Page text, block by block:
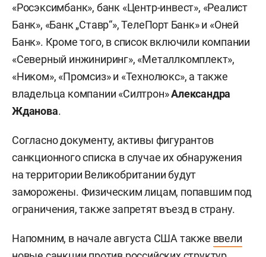
«Росэксимбанк», банк «Центр-инвест», «Реалист
Банк», «Банк „Ставр“», ТелеПорт Банк» и «Оней
Банк». Кроме того, в список включили компании
«Северный инжиниринг», «Металлкомплект»,
«Ником», «Промсиз» и «Технолюкс», а также
владельца компании «Силтрон»Александра
Жданова.
Согласно документу, активы фигурантов
санкционного списка в случае их обнаружения
на территории Великобритании будут
заморожены. Физическим лицам, попавшим под
ограничения, также запретят въезд в страну.
Напомним, в начале августа США также ввели